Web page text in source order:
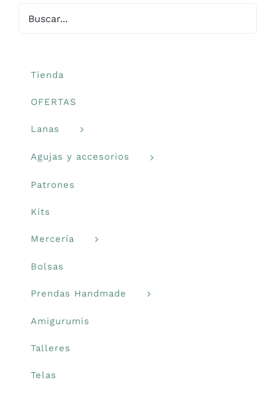
Tienda
OFERTAS
Lanas
Agujas y accesorios
Patrones
Kits
Mercería
Bolsas
Prendas Handmade
Amigurumis
Talleres
Telas